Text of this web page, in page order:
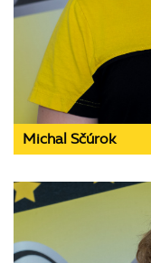
Michal Sčúrok